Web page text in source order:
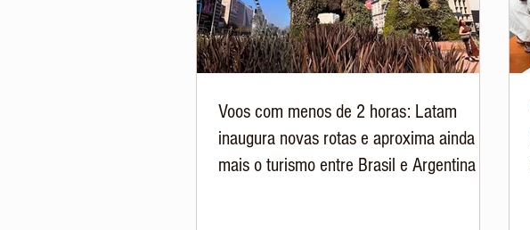
Voos com menos de 2 horas: Latam
inaugura novas rotas e aproxima ainda
mais o turismo entre Brasil e Argentina